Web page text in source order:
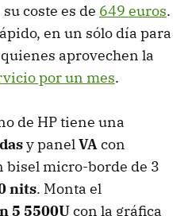
coste es de 649 euros.
en un sólo día para
aprovechen la
por un mes.
de HP tiene una
y panelVAcon
bisel micro-borde de 3
nits. Monta el
5 5500Ucon la gráfica